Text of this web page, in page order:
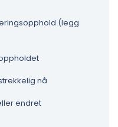
(legg
nå
endret